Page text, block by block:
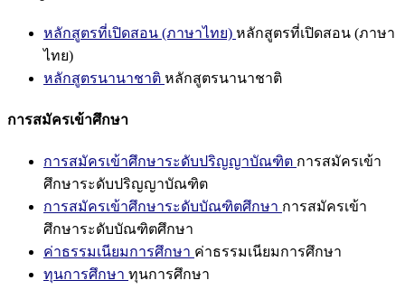
หลักสูตรที่เปิดสอน (ภาษาไทย) หลักสูตรที่เปิดสอน (ภาษา
ไทย)
หลักสูตรนานาชาติ หลักสูตรนานาชาติ
การสมัครเข้าศึกษา
การสมัครเข้าศึกษาระดับปริญญาบัณฑิต การสมัครเข้า
ศึกษาระดับปริญญาบัณฑิต
การสมัครเข้าศึกษาระดับบัณฑิตศึกษา การสมัครเข้า
ศึกษาระดับบัณฑิตศึกษา
ค่าธรรมเนียมการศึกษา ค่าธรรมเนียมการศึกษา
ทุนการศึกษา ทุนการศึกษา